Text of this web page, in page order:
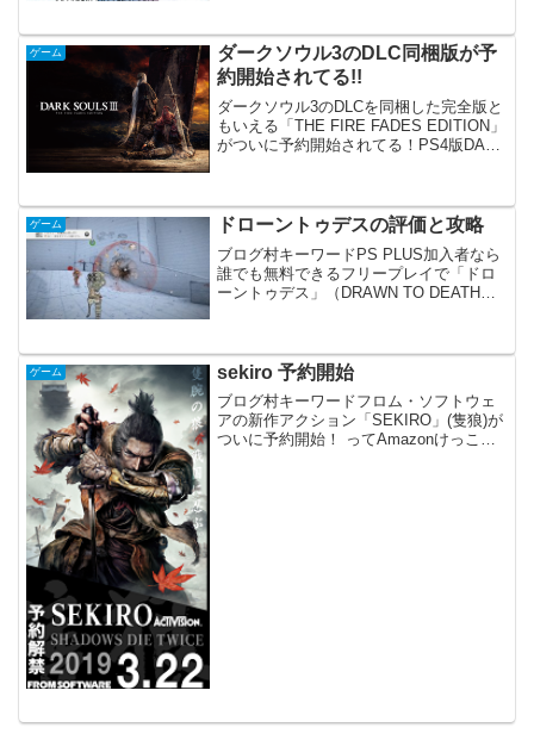
いな？ と思って検索してみたけど、ほと
んどないん...
ゲーム
ダークソウル3のDLC同梱版が予
約開始されてる!!
ダークソウル3のDLCを同梱した完全版と
もいえる「THE FIRE FADES EDITION」
がついに予約開始されてる！PS4版DARK
ゲーム ドローントゥデスの評価と攻略
ブログ村キーワードPS PLUS加入者なら
誰でも無料できるフリープレイで「ドロ
ーントゥデス」（DRAWN TO DEATH）
ューターゲ...
ゲーム sekiro 予約開始
ブログ村キーワードフロム・ソフトウェ
アの新作アクション「SEKIRO」(隻狼)が
ついに予約開始！ ってAmazonけっこう